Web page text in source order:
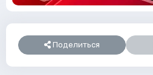
Поделиться